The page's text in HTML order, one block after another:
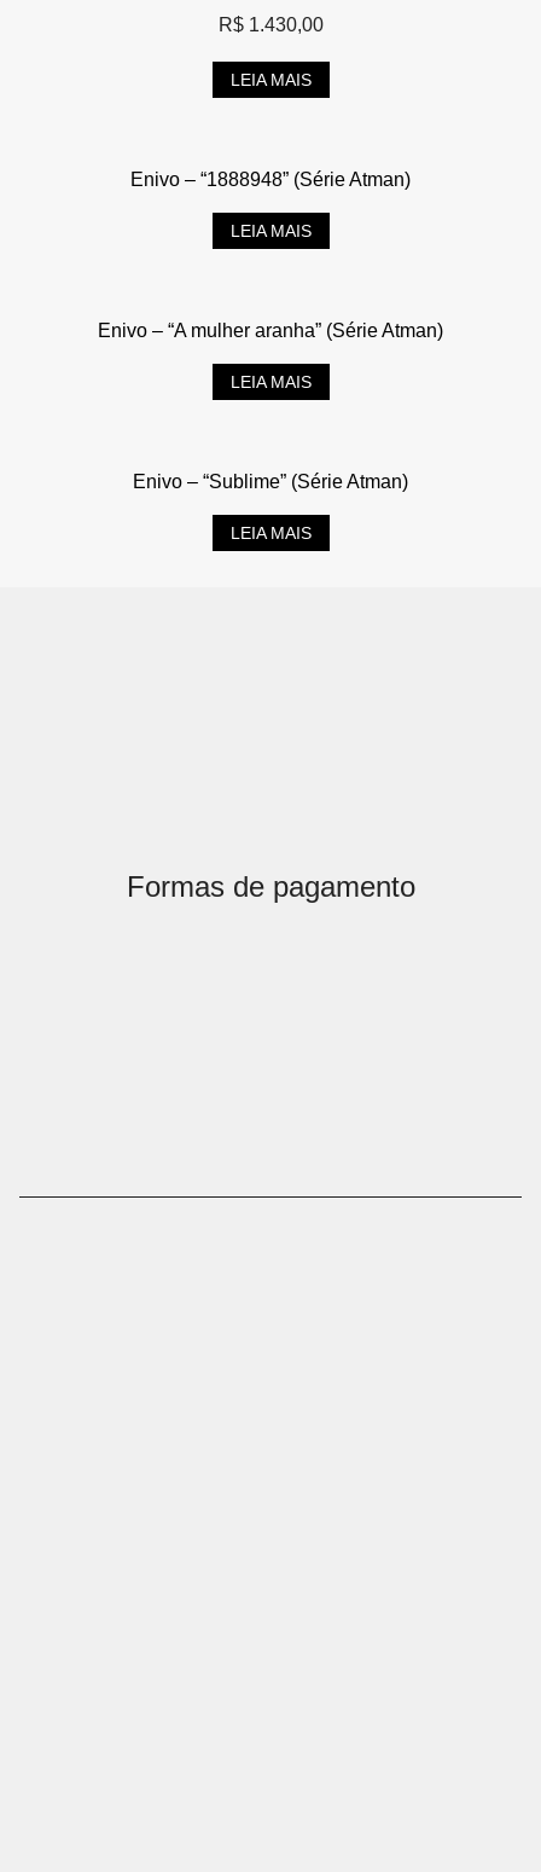
R$1.430,00
LEIA MAIS
Enivo – “1888948” (Série Atman)
LEIA MAIS
Enivo – “A mulher aranha” (Série Atman)
LEIA MAIS
Enivo – “Sublime” (Série Atman)
LEIA MAIS
Formas de pagamento